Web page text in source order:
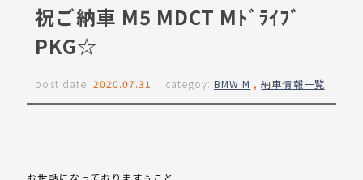
祝ご納車 M5 MDCT Mﾄﾞﾗｲﾌﾞ
PKG☆
post date: 2020.07.31 categoy: BMW M ,納車情報一覧